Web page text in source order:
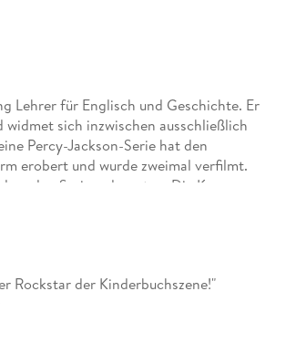
Lehrer für Englisch und Geschichte. Er
sich inzwischen ausschließlich
Percy-Jackson-Serie hat den
erobert und wurde zweimal verfilmt.
Serien, darunter »Die Kane-
auf die internationalen
Rockstar der Kinderbuchszene!"